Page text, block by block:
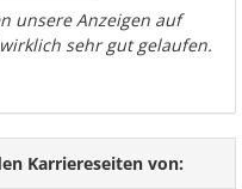
unsere Anzeigen auf
wirklich sehr gut gelaufen.
Karriereseiten von: